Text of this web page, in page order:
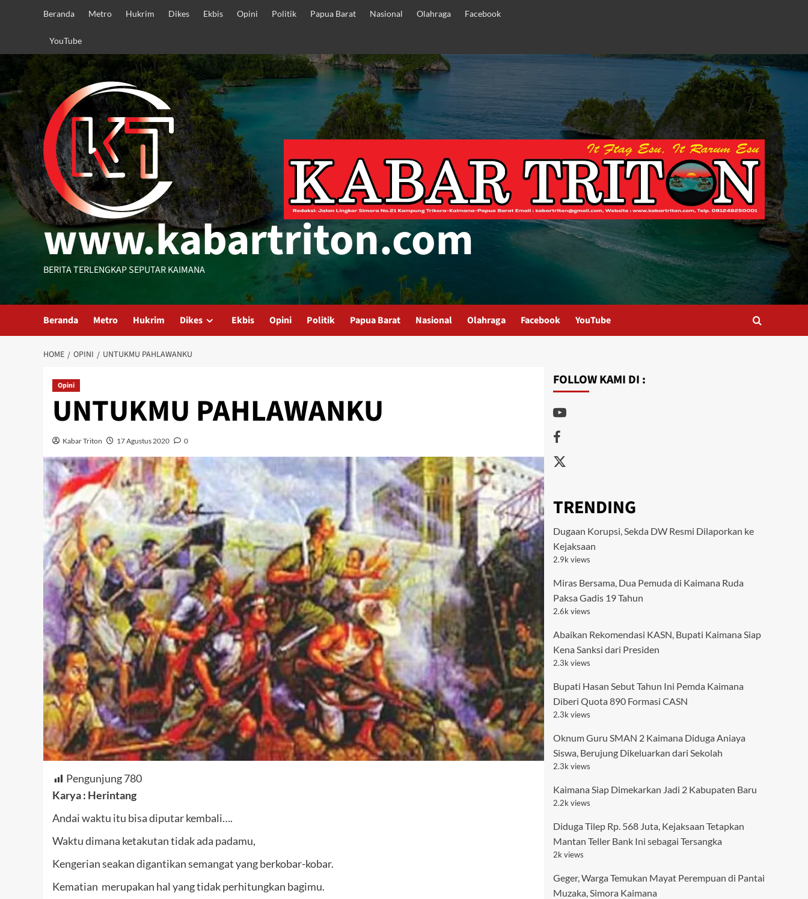
Beranda Metro Hukrim Dikes Ekbis Opini Politik Papua Barat Nasional Olahraga Facebook
YouTube
www.kabartriton.com
BERITA TERLENGKAP SEPUTAR KAIMANA
Beranda Metro Hukrim Dikes Ekbis Opini Politik Papua Barat Nasional Olahraga Facebook YouTube
HOME OPINI UNTUKMU PAHLAWANKU
Opini
UNTUKMU PAHLAWANKU
Kabar Triton 17 Agustus 2020 0
Pengunjung780
Karya : Herintang
Andai waktu itu bisa diputar kembali….
Waktu dimana ketakutan tidak ada padamu,
Kengerian seakan digantikan semangat yang berkobar-kobar.
Kematian merupakan hal yang tidak perhitungkan bagimu.
FOLLOW KAMI DI :
Youtube
Facebook
Twitter
TRENDING
Dugaan Korupsi, Sekda DW Resmi Dilaporkan ke
Kejaksaan
2.9k views
Miras Bersama, Dua Pemuda di Kaimana Ruda
Paksa Gadis 19 Tahun
2.6k views
Abaikan Rekomendasi KASN, Bupati Kaimana Siap
Kena Sanksi dari Presiden
2.3k views
Bupati Hasan Sebut Tahun Ini Pemda Kaimana
Diberi Quota 890 Formasi CASN
2.3k views
Oknum Guru SMAN 2 Kaimana Diduga Aniaya
Siswa, Berujung Dikeluarkan dari Sekolah
2.3k views
Kaimana Siap Dimekarkan Jadi 2 Kabupaten Baru
2.2k views
Diduga Tilep Rp. 568 Juta, Kejaksaan Tetapkan
Mantan Teller Bank Ini sebagai Tersangka
2k views
Geger, Warga Temukan Mayat Perempuan di Pantai
Muzaka, Simora Kaimana